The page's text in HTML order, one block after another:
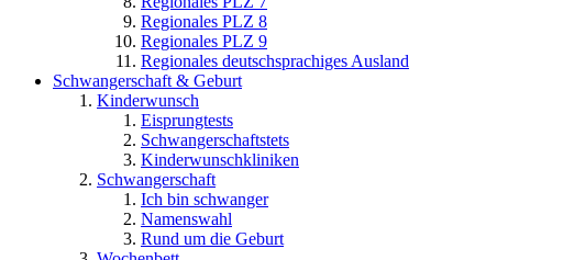
Regionales PLZ 8
Regionales PLZ 9
Regionales deutschsprachiges Ausland
Schwangerschaft & Geburt
Kinderwunsch
Eisprungtests
Schwangerschaftstets
Kinderwunschkliniken
Schwangerschaft
Ich bin schwanger
Namenswahl
Rund um die Geburt